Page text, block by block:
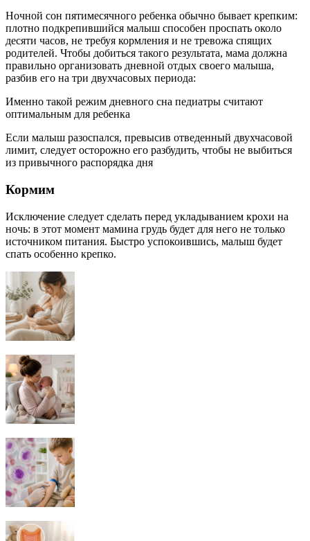
Ночной сон пятимесячного ребенка обычно бывает крепким:
плотно подкрепившийся малыш способен проспать около
десяти часов, не требуя кормления и не тревожа спящих
родителей. Чтобы добиться такого результата, мама должна
правильно организовать дневной отдых своего малыша,
разбив его на три двухчасовых периода:
Именно такой режим дневного сна педиатры считают
оптимальным для ребенка
Если малыш разоспался, превысив отведенный двухчасовой
лимит, следует осторожно его разбудить, чтобы не выбиться
из привычного распорядка дня
Кормим
Исключение следует сделать перед укладыванием крохи на
ночь: в этот момент мамина грудь будет для него не только
источником питания. Быстро успокоившись, малыш будет
спать особенно крепко.